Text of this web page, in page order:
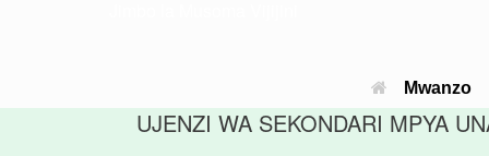
Mwanzo
UJENZI WA SEKONDARI MPYA